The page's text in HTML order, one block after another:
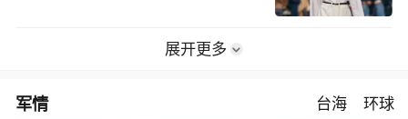
展开更多
军情 台海 环球